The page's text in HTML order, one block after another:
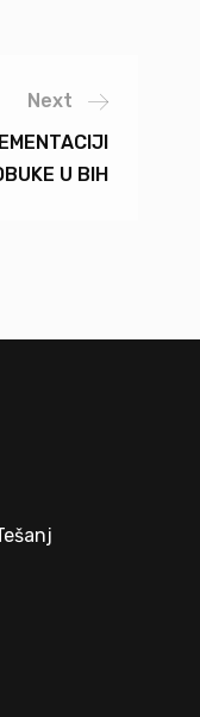
Next
U BIH